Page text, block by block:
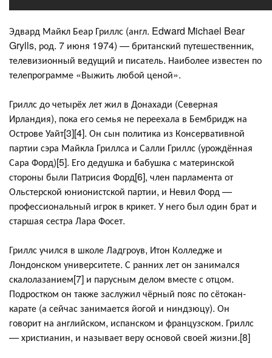
Эдвард Майкл Беар Гриллс (англ. Edward Michael Bear
Grylls, род. 7 июня 1974) — британский путешественник,
телевизионный ведущий и писатель. Наиболее известен по
телепрограмме «Выжить любой ценой».
Гриллс до четырёх лет жил в Донахади (Северная
Ирландия), пока его семья не переехала в Бембридж на
Острове Уайт[3][4]. Он сын политика из Консервативной
партии сэра Майкла Гриллса и Салли Гриллс (урождённая
Сара Форд)[5]. Его дедушка и бабушка с материнской
стороны были Патрисия Форд[6], член парламента от
Ольстерской юнионистской партии, и Невил Форд —
профессиональный игрок в крикет. У него был один брат и
старшая сестра Лара Фосет.
Гриллс учился в школе Ладгроув, Итон Колледже и
Лондонском университете. С ранних лет он занимался
скалолазанием[7] и парусным делом вместе с отцом.
Подростком он также заслужил чёрный пояс по сётокан-
карате (а сейчас занимается йогой и ниндзюцу). Он
говорит на английском, испанском и французском. Гриллс
— христианин, и называет веру основой своей жизни.[8]